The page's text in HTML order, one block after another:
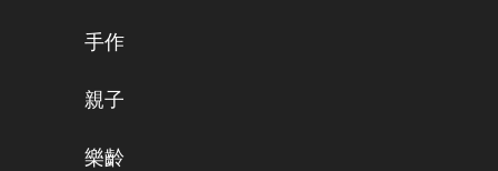
手作
親子
樂齡